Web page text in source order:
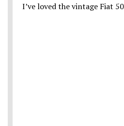
I’ve loved the vintage Fiat